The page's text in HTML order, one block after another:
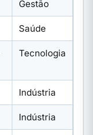
Gestão
Saúde
Tecnologia
Indústria
Indústria